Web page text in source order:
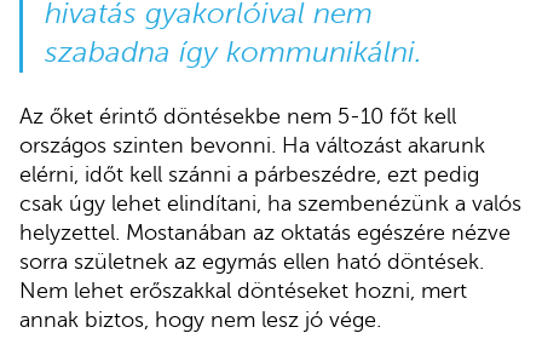
hivatás gyakorlóival nem
szabadna így kommunikálni.
Az őket érintő döntésekbe nem 5-10 főt kell
országos szinten bevonni. Ha változást akarunk
elérni, időt kell szánni a párbeszédre, ezt pedig
csak úgy lehet elindítani, ha szembenézünk a valós
helyzettel. Mostanában az oktatás egészére nézve
sorra születnek az egymás ellen ható döntések.
Nem lehet erőszakkal döntéseket hozni, mert
annak biztos, hogy nem lesz jó vége.